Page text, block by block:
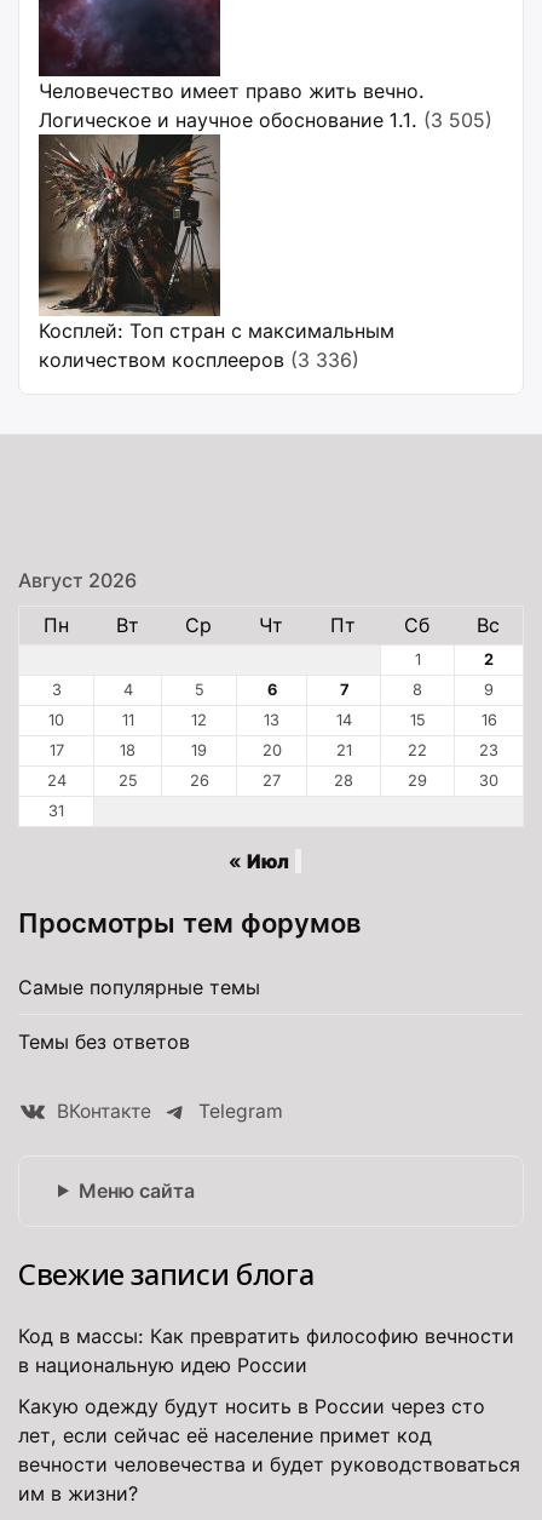
Человечество имеет право жить вечно.
Логическое и научное обоснование 1.1. (3 505)
Косплей: Топ стран с максимальным
количеством косплееров (3 336)
Август 2026
Пн
Вт Ср Чт Пт Сб Вс
1
2
3
4 5 6 7 8
9
10
11 12 13 14 15
16
17
18 19 20 21 22
23
24
25 26 27 28 29
30
31
« Июл
Просмотры тем форумов
Самые популярные темы
Темы без ответов
ВКонтакте Telegram
Меню сайта
Свежие записи блога
Код в массы: Как превратить философию вечности
в национальную идею России
Какую одежду будут носить в России через сто
лет, если сейчас её население примет код
вечности человечества и будет руководствоваться
им в жизни?